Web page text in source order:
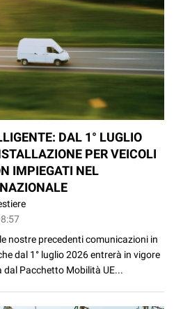
DAL 1° LUGLIO
PER VEICOLI
IMPIEGATI NEL
nostre precedenti comunicazioni in
dal 1° luglio 2026 entrerà in vigore
dal Pacchetto Mobilità UE...